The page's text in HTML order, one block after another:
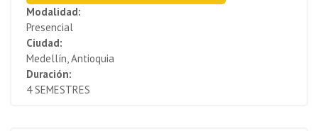
Modalidad:
Presencial
Ciudad:
Medellín, Antioquia
Duración:
4 SEMESTRES